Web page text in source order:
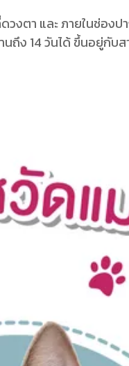
งตา และ ภายในช่องป
ถึง 14 วันได้ ขึ้นอยู่กับ